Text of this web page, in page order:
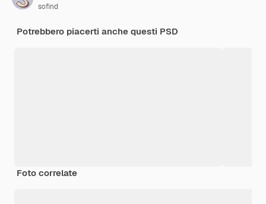
sofind
Potrebbero piacerti anche questi PSD
Foto correlate